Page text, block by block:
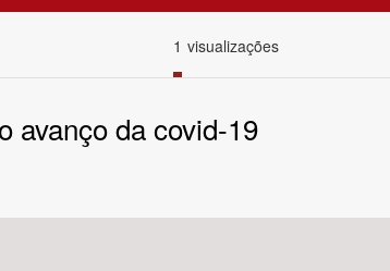
1 visualizações
avanço da covid-19